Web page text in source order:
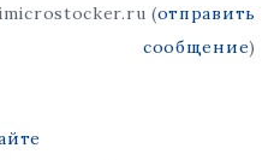
(отправить
сообщение)